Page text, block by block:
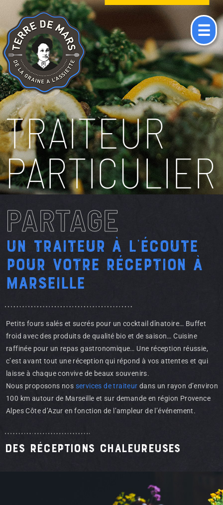
☰
TRAITEUR
PARTICULIER
PARTAGE
Un traiteur à l'écoute
pour votre réception à
Marseille
Petits fours salés et sucrés pour un cocktail dînatoire… Buffet
froid avec des produits de qualité bio et de saison… Cuisine
raffinée pour un repas gastronomique… Une réception réussie,
c’est avant tout une réception qui répond à vos attentes et qui
laisse à chaque convive de beaux souvenirs.
Nous proposons nos services de traiteur dans un rayon d’environ
100 km autour de Marseille et sur demande en région Provence
Alpes Côte d’Azur en fonction de l’ampleur de l’événement.
Des réceptions chaleureuses